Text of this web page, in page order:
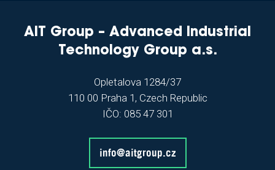
AIT Group – Advanced Industrial
Technology Group a.s.
Opletalova 1284/37
110 00 Praha 1, Czech Republic
IČO: 085 47 301
info@aitgroup.cz